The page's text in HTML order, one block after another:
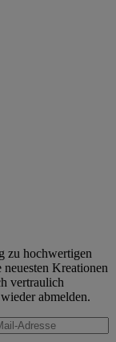
zu hochwertigen
Kreationen
vertraulich
abmelden.